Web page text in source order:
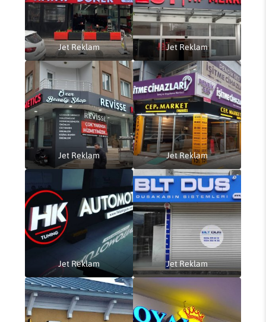
Jet Reklam Jet Reklam
Jet Reklam Jet Reklam
Jet Reklam Jet Reklam